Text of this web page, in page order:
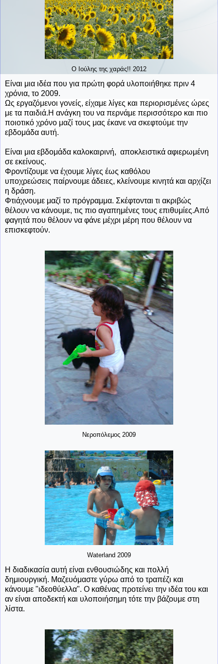
Ο Ιούλης της χαράς!! 2012
Είναι μια ιδέα που για πρώτη φορά υλοποιήθηκε πριν 4
χρόνια, το 2009.
Ως εργαζόμενοι γονείς, είχαμε λίγες και περιορισμένες ώρες
με τα παιδιά.Η ανάγκη του να περνάμε περισσότερο και πιο
ποιοτικό χρόνο μαζί τους μας έκανε να σκεφτούμε την
εβδομάδα αυτή.
Είναι μια εβδομάδα καλοκαιρινή, αποκλειστικά αφιερωμένη
σε εκείνους.
Φροντίζουμε να έχουμε λίγες έως καθόλου
υποχρεώσεις παίρνουμε άδειες, κλείνουμε κινητά και αρχίζει
η δράση.
Φτιάχνουμε μαζί το πρόγραμμα. Σκέφτονται τι ακριβώς
θέλουν να κάνουμε, τις πιο αγαπημένες τους επιθυμίες.Από
φαγητά που θέλουν να φάνε μέχρι μέρη που θέλουν να
επισκεφτούν.
Νεροπόλεμος 2009
Waterland 2009
Η διαδικασία αυτή είναι ενθουσιώδης και πολλή
δημιουργική. Μαζευόμαστε γύρω από το τραπέζι και
κάνουμε "ιδεοθύελλα". Ο καθένας προτείνει την ιδέα του και
αν είναι αποδεκτή και υλοποιήσημη τότε την βάζουμε στη
λίστα.